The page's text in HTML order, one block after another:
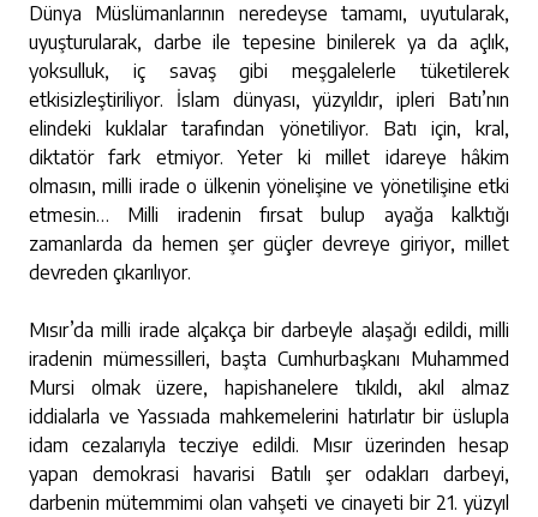
Dünya Müslümanlarının neredeyse tamamı, uyutularak,
uyuşturularak, darbe ile tepesine binilerek ya da açlık,
yoksulluk, iç savaş gibi meşgalelerle tüketilerek
etkisizleştiriliyor. İslam dünyası, yüzyıldır, ipleri Batı’nın
elindeki kuklalar tarafından yönetiliyor. Batı için, kral,
diktatör fark etmiyor. Yeter ki millet idareye hâkim
olmasın, milli irade o ülkenin yönelişine ve yönetilişine etki
etmesin… Milli iradenin fırsat bulup ayağa kalktığı
zamanlarda da hemen şer güçler devreye giriyor, millet
devreden çıkarılıyor.
Mısır’da milli irade alçakça bir darbeyle alaşağı edildi, milli
iradenin mümessilleri, başta Cumhurbaşkanı Muhammed
Mursi olmak üzere, hapishanelere tıkıldı, akıl almaz
iddialarla ve Yassıada mahkemelerini hatırlatır bir üslupla
idam cezalarıyla tecziye edildi. Mısır üzerinden hesap
yapan demokrasi havarisi Batılı şer odakları darbeyi,
darbenin mütemmimi olan vahşeti ve cinayeti bir 21. yüzyıl